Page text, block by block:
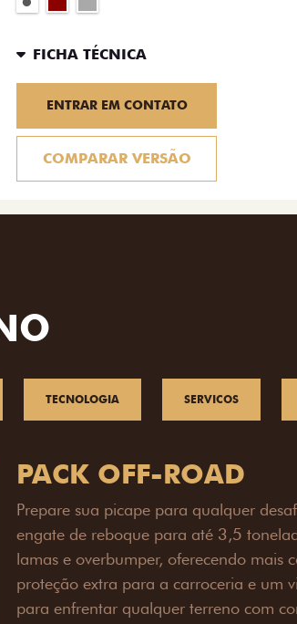
FICHA TÉCNICA
ENTRAR EM CONTATO
COMPARAR VERSÃO
TECNOLOGIA SERVICOS
PACK OFF-ROAD
Prepare sua picape para qualquer
engate de reboque para até 3,5
lamas e overbumper, oferecendo mais
proteção extra para a carroceria e um
para enfrentar qualquer terreno com